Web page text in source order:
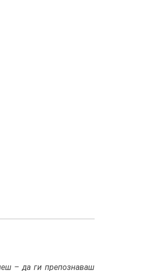
– да ги препознаваш